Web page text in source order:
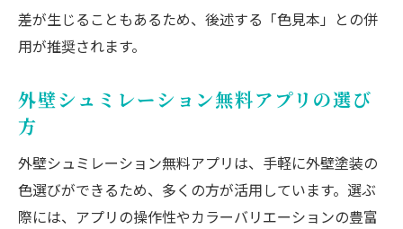
差が生じることもあるため、後述する「色見本」との併
用が推奨されます。
外壁シュミレーション無料アプリの選び
方
外壁シュミレーション無料アプリは、手軽に外壁塗装の
色選びができるため、多くの方が活用しています。選ぶ
際には、アプリの操作性やカラーバリエーションの豊富